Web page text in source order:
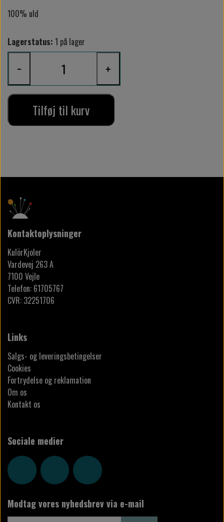
100% uld
Lagerstatus: 1 på lager
− +
Tilføj til kurv
Kontaktoplysninger
KulörKjoler
Vardevej 263 A
7100 Vejle
Telefon: 61705767
CVR: 32251706
Links
Salgs- og leveringsbetingelser
Cookies
Fortrydelse og reklamation
Om os
Kontakt os
Sociale medier
Modtag vores nyhedsbrev via e-mail